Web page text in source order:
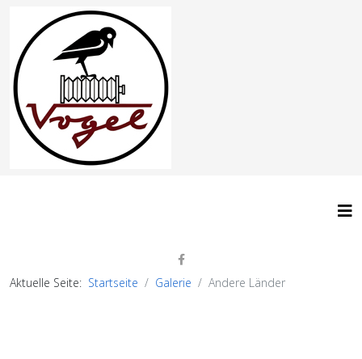
Aktuelle Seite: Startseite Galerie Andere Länder